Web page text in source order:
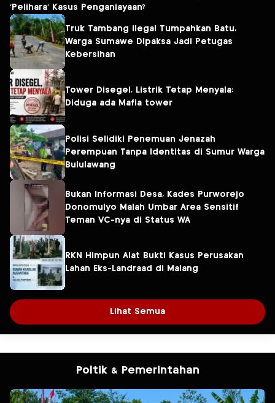
‘Pelihara’ Kasus Penganiayaan?
Truk Tambang ilegal Tumpahkan Batu,
Warga Sumawe Dipaksa Jadi Petugas
Kebersihan
Tower Disegel, Listrik Tetap Menyala:
Diduga ada Mafia tower
Polisi Selidiki Penemuan Jenazah
Perempuan Tanpa Identitas di Sumur Warga
Bululawang
Bukan Informasi Desa, Kades Purworejo
Donomulyo Malah Umbar Area Sensitif
Teman VC-nya di Status WA
RKN Himpun Alat Bukti Kasus Perusakan
Lahan Eks-Landraad di Malang
Lihat Semua
Poltik & Pemerintahan